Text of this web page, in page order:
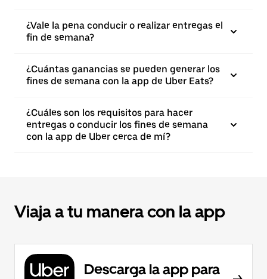
¿Vale la pena conducir o realizar entregas el
fin de semana?
¿Cuántas ganancias se pueden generar los
fines de semana con la app de Uber Eats?
¿Cuáles son los requisitos para hacer
entregas o conducir los fines de semana
con la app de Uber cerca de mí?
Viaja a tu manera con la app
Descarga la app para